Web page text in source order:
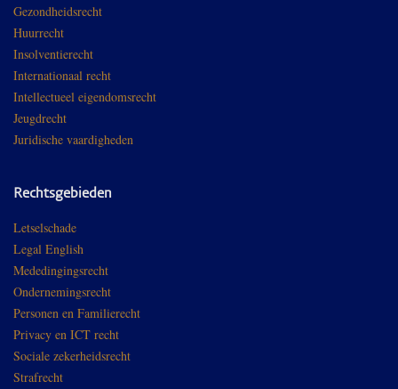
Gezondheidsrecht
Huurrecht
Insolventierecht
Internationaal recht
Intellectueel eigendomsrecht
Jeugdrecht
Juridische vaardigheden
Rechtsgebieden
Letselschade
Legal English
Mededingingsrecht
Ondernemingsrecht
Personen en Familierecht
Privacy en ICT recht
Sociale zekerheidsrecht
Strafrecht